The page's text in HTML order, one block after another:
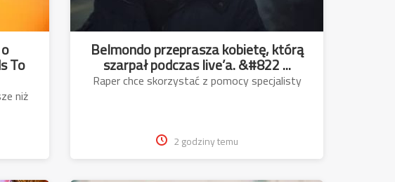
To
niż
Belmondo przeprasza kobietę, którą
szarpał podczas live’a. &#822 ...
Raper chce skorzystać z pomocy specjalisty
2 godziny temu